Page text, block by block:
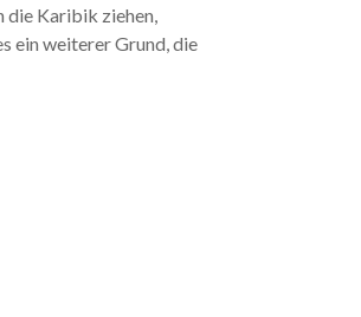
die Karibik ziehen,
ein weiterer Grund, die